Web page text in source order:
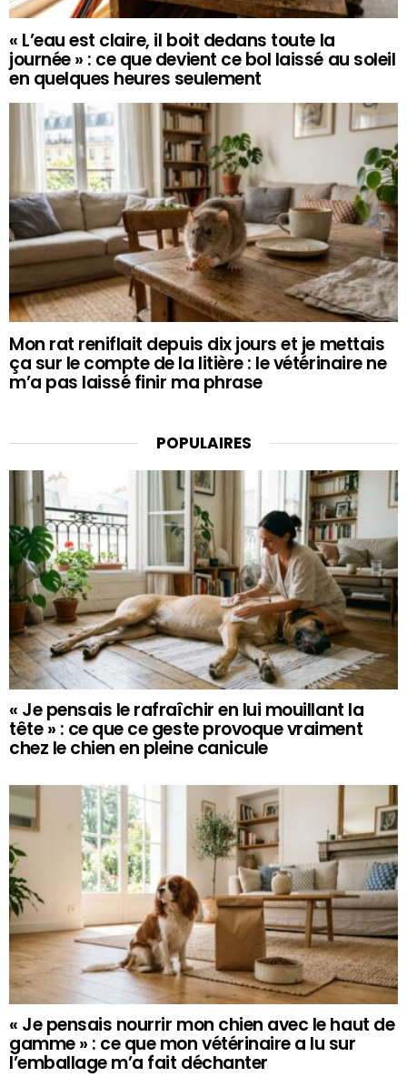
« L’eau est claire, il boit dedans toute la
journée » : ce que devient ce bol laissé au soleil
en quelques heures seulement
Mon rat reniflait depuis dix jours et je mettais
ça sur le compte de la litière : le vétérinaire ne
m’a pas laissé finir ma phrase
POPULAIRES
« Je pensais le rafraîchir en lui mouillant la
tête » : ce que ce geste provoque vraiment
chez le chien en pleine canicule
« Je pensais nourrir mon chien avec le haut de
gamme » : ce que mon vétérinaire a lu sur
l’emballage m’a fait déchanter